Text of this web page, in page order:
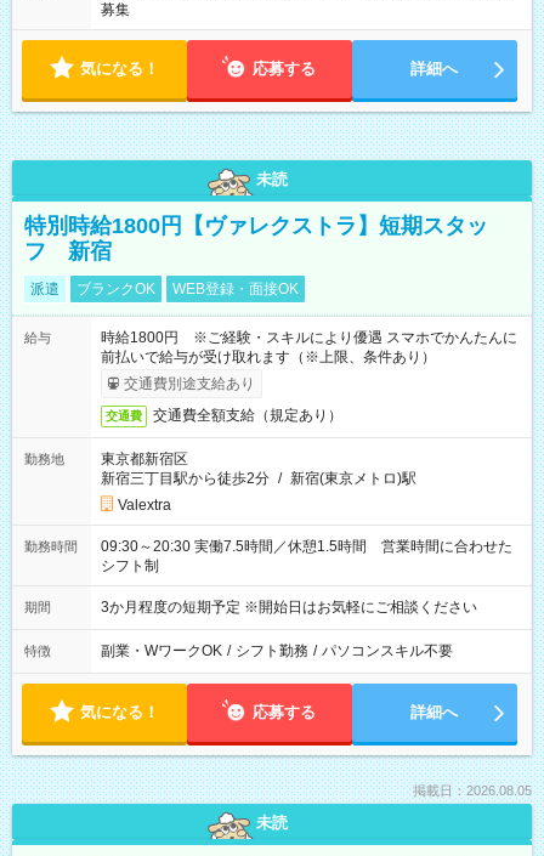
募集
気になる！ 応募する 詳細へ
未読
特別時給1800円【ヴァレクストラ】短期スタッ
フ 新宿
派遣 ブランクOK WEB登録・面接OK
給与
時給1800円 ※ご経験・スキルにより優遇 スマホでかんたんに
前払いで給与が受け取れます（※上限、条件あり）
交通費別途支給あり
交通費 交通費全額支給（規定あり）
勤務地
東京都新宿区
新宿三丁目駅から徒歩2分 / 新宿(東京メトロ)駅
Valextra
勤務時間
09:30～20:30 実働7.5時間／休憩1.5時間 営業時間に合わせた
シフト制
期間 3か月程度の短期予定 ※開始日はお気軽にご相談ください
特徴 副業・WワークOK / シフト勤務 / パソコンスキル不要
気になる！ 応募する 詳細へ
掲載日：2026.08.05
未読